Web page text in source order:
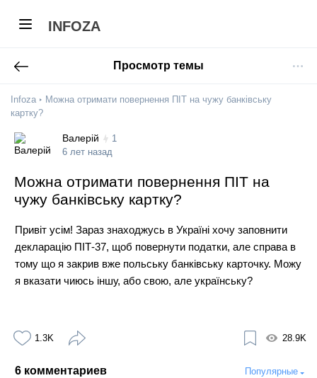
INFOZA
Просмотр темы
Infoza
Можна отримати повернення ПІТ на чужу банківську
картку?
Валерій
1
6 лет назад
Можна отримати повернення ПІТ на
чужу банківську картку?
Привіт усім! Зараз знаходжусь в Україні хочу заповнити
декларацію ПІТ-37, щоб повернути податки, але справа в
тому що я закрив вже польську банківську карточку. Можу
я вказати чиюсь іншу, або свою, але українську?
1.3K 28.9K
6 комментариев Популярные